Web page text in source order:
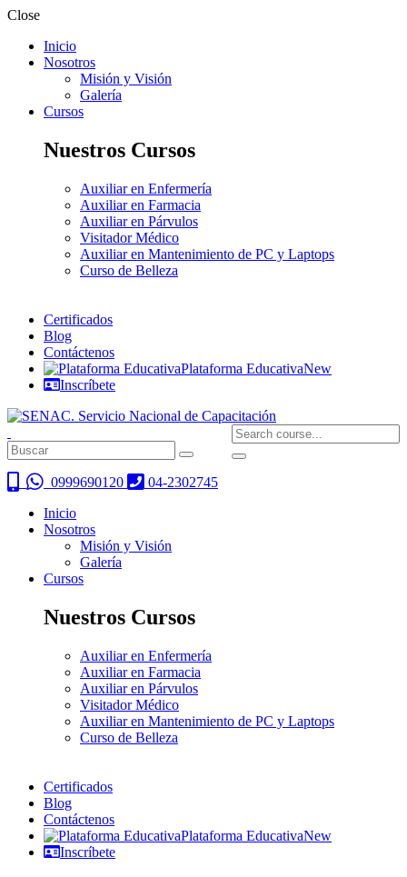
Close
Inicio
Nosotros
Misión y Visión
Galería
Cursos
Nuestros Cursos
Auxiliar en Enfermería
Auxiliar en Farmacia
Auxiliar en Párvulos
Visitador Médico
Auxiliar en Mantenimiento de PC y Laptops
Curso de Belleza
Certificados
Blog
Contáctenos
Plataforma EducativaNew
Inscríbete
0999690120
04-2302745
Inicio
Nosotros
Misión y Visión
Galería
Cursos
Nuestros Cursos
Auxiliar en Enfermería
Auxiliar en Farmacia
Auxiliar en Párvulos
Visitador Médico
Auxiliar en Mantenimiento de PC y Laptops
Curso de Belleza
Certificados
Blog
Contáctenos
Plataforma EducativaNew
Inscríbete